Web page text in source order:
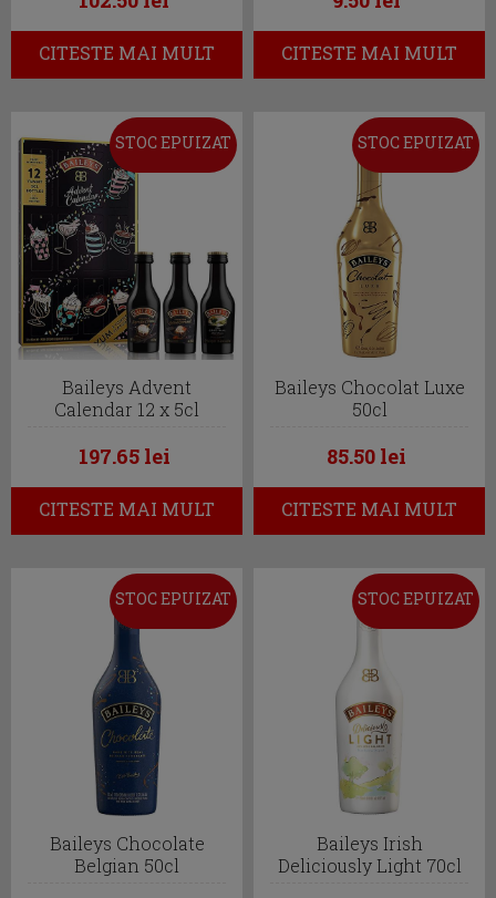
CITESTE MAI MULT CITESTE MAI MULT
STOC EPUIZAT
Baileys Advent
Calendar 12 x 5cl
197.65 lei
CITESTE MAI MULT
STOC EPUIZAT
Baileys Chocolat Luxe
50cl
85.50 lei
CITESTE MAI MULT
STOC EPUIZAT
Baileys Chocolate
Belgian 50cl
STOC EPUIZAT
Baileys Irish
Deliciously Light 70cl